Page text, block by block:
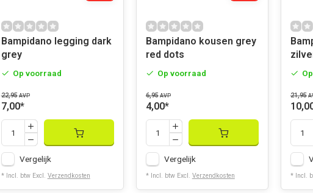
Bampidano legging dark
grey
Op voorraad
22,95 AVP
7,00*
Vergelijk
* Incl. btw Excl. Verzendkosten
Bampidano kousen grey
red dots
Op voorraad
6,95 AVP
4,00*
Vergelijk
* Incl. btw Excl. Verzendkosten
21,95
* Incl.